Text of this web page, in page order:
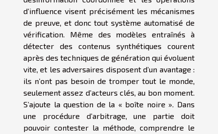
d’influence visent précisément les mécanismes
de preuve, et donc tout système automatisé de
vérification. Même des modèles entraînés à
détecter des contenus synthétiques courent
après des techniques de génération qui évoluent
vite, et les adversaires disposent d’un avantage :
ils n’ont pas besoin de tromper tout le monde,
seulement assez d’acteurs clés, au bon moment.
S’ajoute la question de la « boîte noire ». Dans
une procédure d’arbitrage, une partie doit
pouvoir contester la méthode, comprendre le